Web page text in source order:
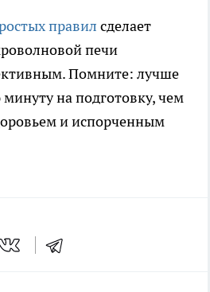
правил сделает
печи
Помните: лучше
на подготовку, чем
и испорченным